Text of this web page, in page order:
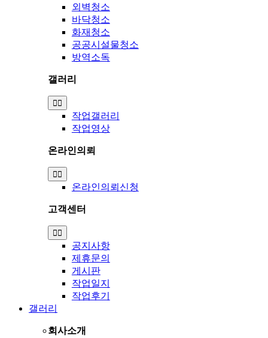
외벽청소
바닥청소
화재청소
공공시설물청소
방역소독
갤러리
Toggle
Navigation
작업갤러리
작업영상
온라인의뢰
Toggle
Navigation
온라인의뢰신청
고객센터
Toggle
Navigation
공지사항
제휴문의
게시판
작업일지
작업후기
갤러리
회사소개